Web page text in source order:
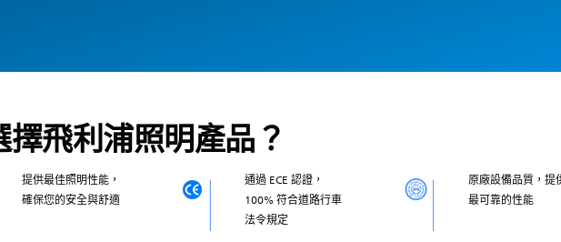
擇飛利浦照明產品？
提供最佳照明性能，
確保您的安全與舒適
通過 ECE 認證，
100% 符合道路行車
法令規定
原廠設備品質，提
最可靠的性能